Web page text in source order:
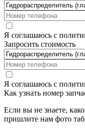
Я соглашаюсь с
Запросить стоимость
Я соглашаюсь с
Как узнать номер
Если вы не знаете,
пришлите нам фото